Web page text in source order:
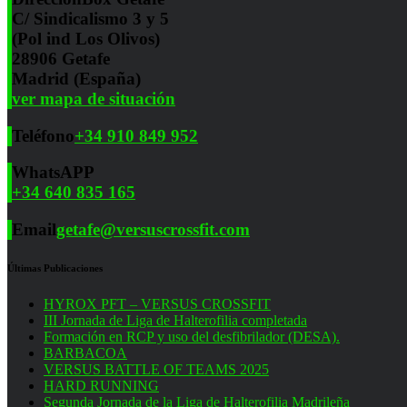
C/ Sindicalismo 3 y 5
(Pol ind Los Olivos)
28906 Getafe
Madrid (España)
ver mapa de situación
Teléfono+34 910 849 952
WhatsAPP
+34 640 835 165
Emailgetafe@versuscrossfit.com
Últimas Publicaciones
HYROX PFT – VERSUS CROSSFIT
III Jornada de Liga de Halterofilia completada
Formación en RCP y uso del desfibrilador (DESA).
BARBACOA
VERSUS BATTLE OF TEAMS 2025
HARD RUNNING
Segunda Jornada de la Liga de Halterofilia Madrileña